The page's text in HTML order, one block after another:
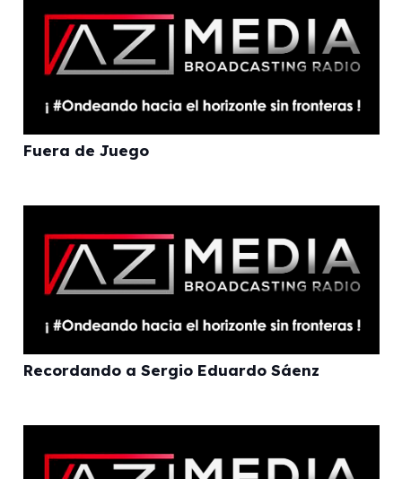
Fuera de Juego
Recordando a Sergio Eduardo Sáenz